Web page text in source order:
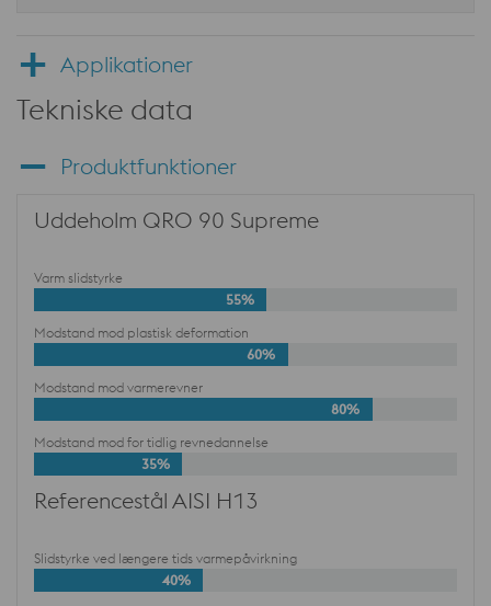
Applikationer
Tekniske data
Produktfunktioner
Uddeholm QRO 90 Supreme
Varm slidstyrke
55%
Modstand mod plastisk deformation
60%
Modstand mod varme­revner
80%
Modstand mod for tidlig revnedannelse
35%
Referencestål AISI H13
Slidstyrke ved længere tids varmepåvirkning
40%